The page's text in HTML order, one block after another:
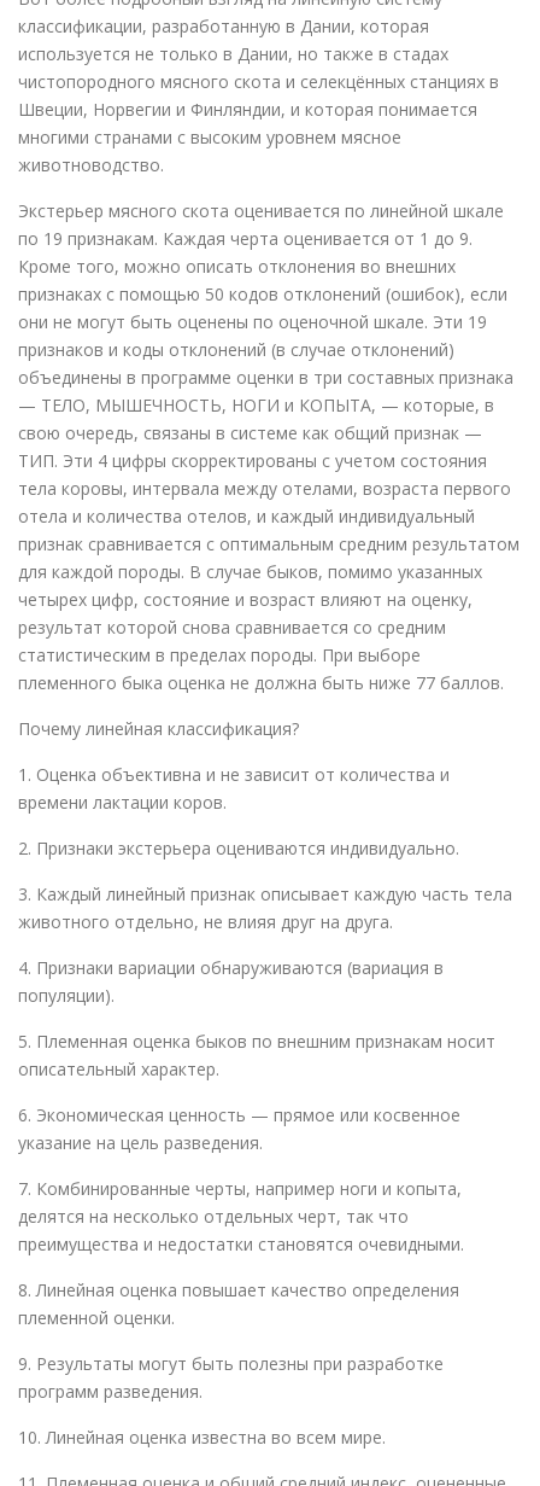
классификации, разработанную в Дании, которая
используется не только в Дании, но также в стадах
чистопородного мясного скота и селекцённых станциях в
Швеции, Норвегии и Финляндии, и которая понимается
многими странами с высоким уровнем мясное
животноводство.
Экстерьер мясного скота оценивается по линейной шкале
по 19 признакам. Каждая черта оценивается от 1 до 9.
Кроме того, можно описать отклонения во внешних
признаках с помощью 50 кодов отклонений (ошибок), если
они не могут быть оценены по оценочной шкале. Эти 19
признаков и коды отклонений (в случае отклонений)
объединены в программе оценки в три составных признака
— ТЕЛО, МЫШЕЧНОСТЬ, НОГИ и КОПЫТА, — которые, в
свою очередь, связаны в системе как общий признак —
ТИП. Эти 4 цифры скорректированы с учетом состояния
тела коровы, интервала между отелами, возраста первого
отела и количества отелов, и каждый индивидуальный
признак сравнивается с оптимальным средним результатом
для каждой породы. В случае быков, помимо указанных
четырех цифр, состояние и возраст влияют на оценку,
результат которой снова сравнивается со средним
статистическим в пределах породы. При выборе
племенного быка оценка не должна быть ниже 77 баллов.
Почему линейная классификация?
1. Оценка объективна и не зависит от количества и
времени лактации коров.
2. Признаки экстерьерa оцениваются индивидуально.
3. Каждый линейный признак описывает каждую часть тела
животного отдельно, не влияя друг на друга.
4. Признаки вариации обнаруживаются (вариация в
популяции).
5. Племенная оценка быков по внешним признакам носит
описательный характер.
6. Экономическая ценность — прямое или косвенное
указание на цель разведения.
7. Комбинированные черты, например ноги и копыта,
делятся на несколько отдельных черт, так что
преимущества и недостатки становятся очевидными.
8. Линейная оценка повышает качество определения
племенной оценки.
9. Результаты могут быть полезны при разработке
программ разведения.
10. Линейная оценка известна во всем мире.